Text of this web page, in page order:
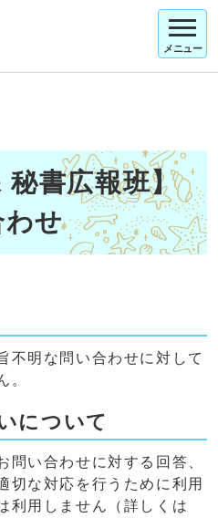
メニュー
秘書広報班】
わせ
不明な問い合わせに対して
。
について
問い合わせに対する回答、
切な対応を行うために利用
利用しません（詳しくは